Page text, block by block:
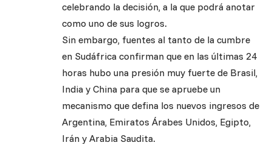
celebrando la decisión, a la que podrá anotar
como uno de sus logros.
Sin embargo, fuentes al tanto de la cumbre
en Sudáfrica confirman que en las últimas 24
horas hubo una presión muy fuerte de Brasil,
India y China para que se apruebe un
mecanismo que defina los nuevos ingresos de
Argentina, Emiratos Árabes Unidos, Egipto,
Irán y Arabia Saudita.